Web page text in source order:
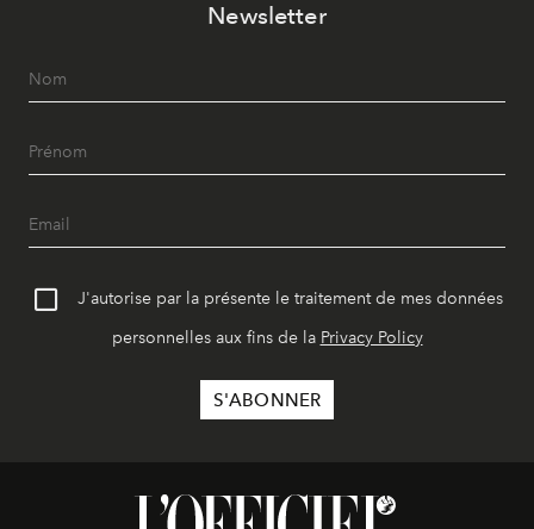
Newsletter
J'autorise par la présente le traitement de mes données
personnelles aux fins de la Privacy Policy